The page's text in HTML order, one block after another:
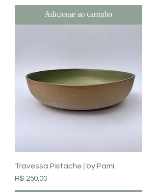
Adicionar ao carrinho
Travessa Pistache | by Pamí
Preço
R$ 250,00